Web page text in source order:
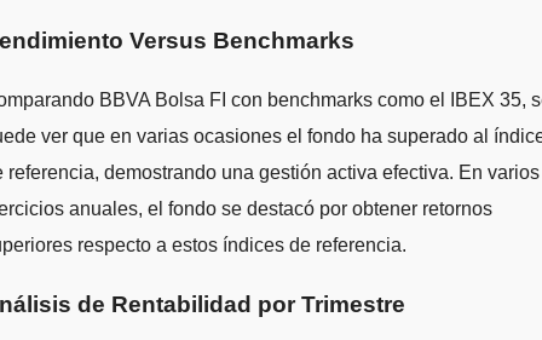
Versus Benchmarks
BBVA Bolsa FI con benchmarks como el IBEX 35,
ver que en varias ocasiones el fondo ha superado al
referencia, demostrando una gestión activa efectiva. En varios
anuales, el fondo se destacó por obtener retornos
respecto a estos índices de referencia.
de Rentabilidad por Trimestre